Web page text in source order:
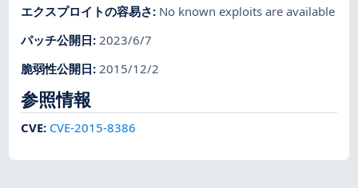
エクスプロイトの容易さ: No known exploits are available
パッチ公開日:2023/6/7
脆弱性公開日:2015/12/2
参照情報
CVE: CVE-2015-8386